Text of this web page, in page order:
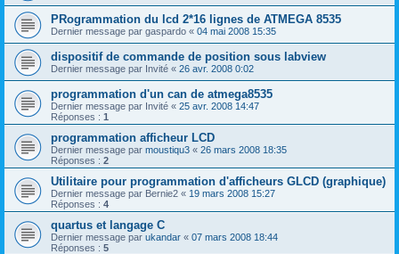
PRogrammation du lcd 2*16 lignes de ATMEGA 8535
Dernier message par gaspardo « 04 mai 2008 15:35
dispositif de commande de position sous labview
Dernier message par Invité « 26 avr. 2008 0:02
programmation d'un can de atmega8535
Dernier message par Invité « 25 avr. 2008 14:47
Réponses : 1
programmation afficheur LCD
Dernier message par moustiqu3 « 26 mars 2008 18:35
Réponses : 2
Utilitaire pour programmation d'afficheurs GLCD (graphique)
Dernier message par Bernie2 « 19 mars 2008 15:27
Réponses : 4
quartus et langage C
Dernier message par ukandar « 07 mars 2008 18:44
Réponses : 5